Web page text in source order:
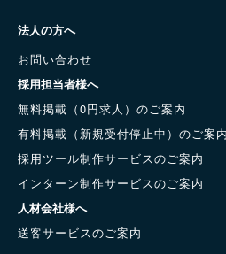
法人の方へ
お問い合わせ
採用担当者様へ
無料掲載（0円求人）のご案内
有料掲載（新規受付停止中）のご案内
採用ツール制作サービスのご案内
インターン制作サービスのご案内
人材会社様へ
送客サービスのご案内